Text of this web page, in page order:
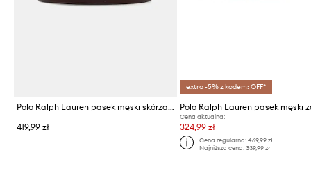
Polo Ralph Lauren pasek męski skórzany
419,99 zł
extra -5% z kodem: OFF*
Cena aktualna:
324,99 zł
Cena regularna: 469,99 zł
Najniższa cena: 339,99 zł